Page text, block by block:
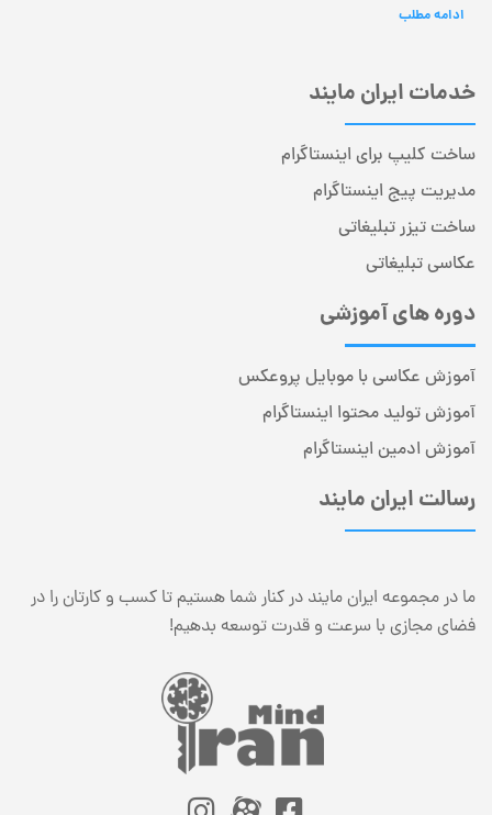
ادامه مطلب
خدمات ایران مایند
ساخت کلیپ برای اینستاگرام
مدیریت پیج اینستاگرام
ساخت تیزر تبلیغاتی
عکاسی تبلیغاتی
دوره های آموزشی
آموزش عکاسی با موبایل پروعکس
آموزش تولید محتوا اینستاگرام
آموزش ادمین اینستاگرام
رسالت ایران مایند
ما در مجموعه ایران مایند در کنار شما هستیم تا کسب و کارتان را در
فضای مجازی با سرعت و قدرت توسعه بدهیم!